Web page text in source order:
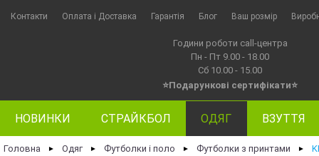
Контакти Оплата i Доставка Гарантія Блог Ваш розмір
Години роботи call-центра
Пн - Пт 9.00 - 18.00
Сб 10.00 - 15.00
⭐Подарункові сертифікати⭐
НОВИНКИ СТРАЙКБОЛ ОДЯГ ВЗУТТЯ
Головна ► Одяг ► Футболки і поло ► Футболки з принтами ►